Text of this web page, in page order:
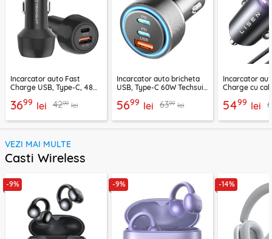
Incarcator auto Fast
Charge USB, Type-C, 48W
3699 lei 4299 lei
Incarcator auto bricheta
USB, Type-C 60W Techsuit
5699 lei 6399 lei
Incarcator
Charge cu
5499 lei
VEZI MAI MULTE
Casti Wireless
-9% -9% -14%